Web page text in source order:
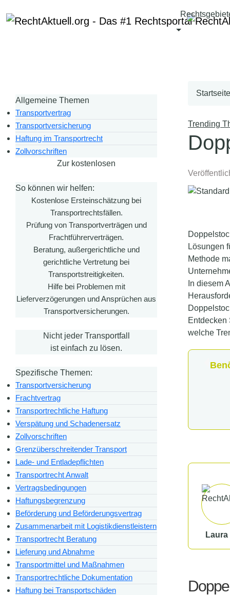
Allgemeine Themen
Transportvertrag
Transportversicherung
Haftung im Transportrecht
Zollvorschriften
Zur kostenlosen
So können wir helfen:
Kostenlose Ersteinschätzung bei
Transportrechtsfällen.
Prüfung von Transportverträgen und
Frachtführerverträgen.
Beratung, außergerichtliche und
gerichtliche Vertretung bei
Transportstreitigkeiten.
Hilfe bei Problemen mit
Lieferverzögerungen und Ansprüchen aus
Transportversicherungen.
Nicht jeder Transportfall
ist einfach zu lösen.
Spezifische Themen:
Transportversicherung
Frachtvertrag
Transportrechtliche Haftung
Verspätung und Schadenersatz
Zollvorschriften
Grenzüberschreitender Transport
Lade- und Entladepflichten
Transportrecht Anwalt
Vertragsbedingungen
Haftungsbegrenzung
Beförderung und Beförderungsvertrag
Zusammenarbeit mit Logistikdienstleistern
Transportrecht Beratung
Lieferung und Abnahme
Transportmittel und Maßnahmen
Transportrechtliche Dokumentation
Haftung bei Transportschäden
Startseite
Trending
Lösungen
Methode
In diesem
Entdecken
welche
Laura